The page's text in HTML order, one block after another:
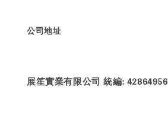
公司地址
展笙實業有限公司 統編: 42864956